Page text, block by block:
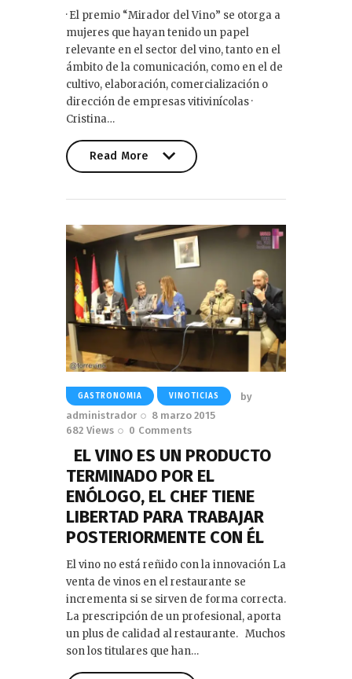
· El premio “Mirador del Vino” se otorga a
mujeres que hayan tenido un papel
relevante en el sector del vino, tanto en el
ámbito de la comunicación, como en el de
cultivo, elaboración, comercialización o
dirección de empresas vitivinícolas ·
Cristina…
Read More
GASTRONOMIA VINOTICIAS
by
administrador
8 marzo 2015
682 Views 0 Comments
EL VINO ES UN PRODUCTO
TERMINADO POR EL
ENÓLOGO, EL CHEF TIENE
LIBERTAD PARA TRABAJAR
POSTERIORMENTE CON ÉL
El vino no está reñido con la innovación La
venta de vinos en el restaurante se
incrementa si se sirven de forma correcta.
La prescripción de un profesional, aporta
un plus de calidad al restaurante. Muchos
son los titulares que han…